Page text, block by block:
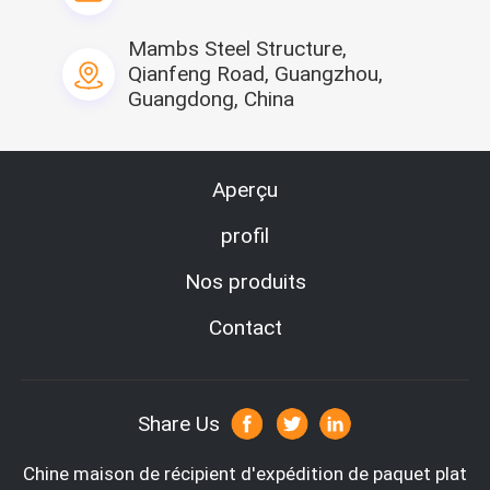
Société Profie
Mambs Steel Structure,
Qianfeng Road, Guangzhou,
Guangdong, China
Aperçu
profil
Nos produits
Contact
Share Us
Chine maison de récipient d'expédition de paquet plat